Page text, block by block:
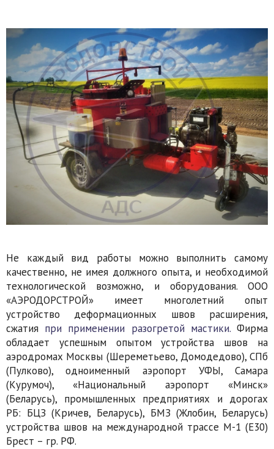
Не каждый вид работы можно выполнить самому
качественно, не имея должного опыта, и необходимой
технологической возможно, и оборудования. ООО
«АЭРОДОРСТРОЙ» имеет многолетний опыт
устройство деформационных швов расширения,
сжатия при применении разогретой мастики.Фирма
обладает успешным опытом устройства швов на
аэродромах Москвы (Шереметьево, Домодедово), СПб
(Пулково), одноименный аэропорт УФЫ, Самара
(Курумоч), «Национальный аэропорт «Минск»
(Беларусь), промышленных предприятиях и дорогах
РБ: БЦЗ (Кричев, Беларусь), БМЗ (Жлобин, Беларусь)
устройства швов на международной трассе М-1 (Е30)
Брест – гр. РФ.